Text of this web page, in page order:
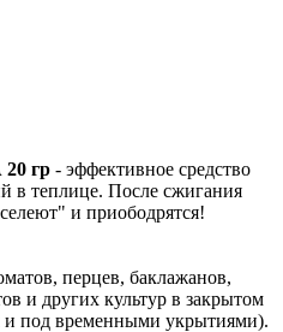
гр - эффективное средство
в теплице. После сжигания
и приободрятся!
перцев, баклажанов,
и других культур в закрытом
и под временными укрытиями).